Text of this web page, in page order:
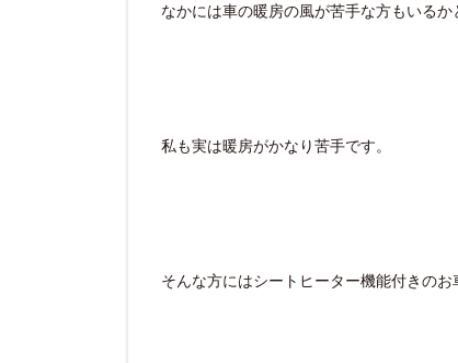
なかには車の暖房の風が苦手な方もいるか
私も実は暖房がかなり苦手です。
そんな方にはシートヒーター機能付きのお